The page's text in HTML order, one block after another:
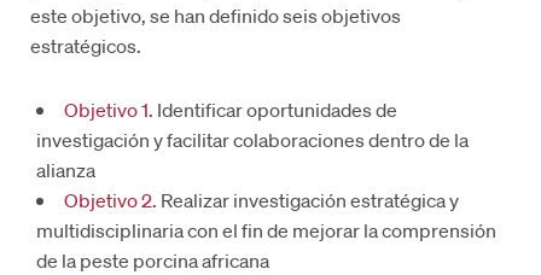
este objetivo, se han definido seis objetivos
estratégicos.
Objetivo 1. Identificar oportunidades de
investigación y facilitar colaboraciones dentro de la
alianza
Objetivo 2. Realizar investigación estratégica y
multidisciplinaria con el fin de mejorar la comprensión
de la peste porcina africana